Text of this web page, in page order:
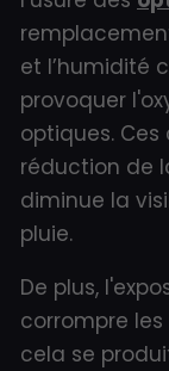
et l’humidité
provoquer
optiques.
réduction de
diminue la
pluie.
De plus,
corrompre
cela se